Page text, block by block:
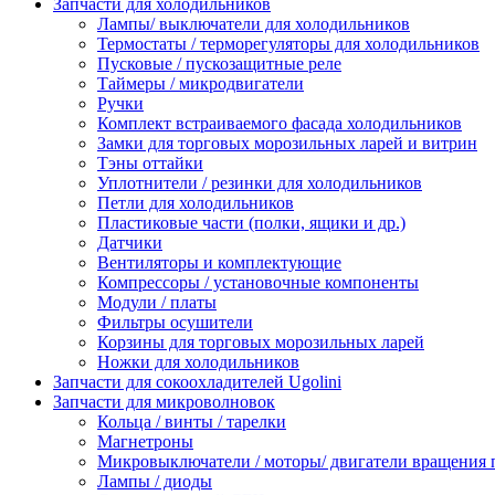
Запчасти для холодильников
Лампы/ выключатели для холодильников
Термостаты / терморегуляторы для холодильников
Пусковые / пускозащитные реле
Таймеры / микродвигатели
Ручки
Комплект встраиваемого фасада холодильников
Замки для торговых морозильных ларей и витрин
Тэны оттайки
Уплотнители / резинки для холодильников
Петли для холодильников
Пластиковые части (полки, ящики и др.)
Датчики
Вентиляторы и комплектующие
Компрессоры / установочные компоненты
Модули / платы
Фильтры осушители
Корзины для торговых морозильных ларей
Ножки для холодильников
Запчасти для сокоохладителей Ugolini
Запчасти для микроволновок
Кольца / винты / тарелки
Магнетроны
Микровыключатели / моторы/ двигатели вращения
Лампы / диоды